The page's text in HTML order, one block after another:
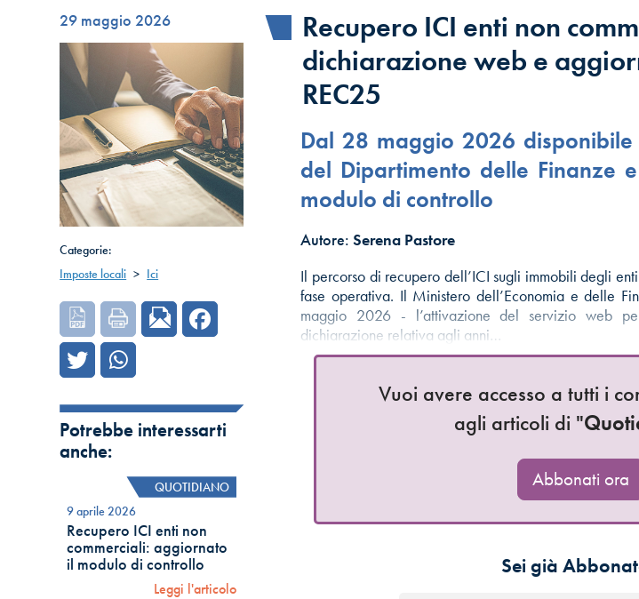
29 maggio 2026
Categorie:
Imposte locali > Ici
Potrebbe interessarti
anche:
QUOTIDIANO
9 aprile 2026
Recupero ICI enti non
commerciali: aggiornato
il modulo di controllo
Leggi l'articolo
Recupero ICI enti non
dichiarazione web e
REC25
Dal 28 maggio 2026
del Dipartimento delle Finanze
modulo di controllo
Autore:Serena Pastore
Il percorso di recupero dell’ICI sugli immobili degli
fase operativa. Il Ministero dell’Economia e delle
maggio 2026 - l’attivazione del servizio web
dichiarazione relativa agli anni…
Vuoi avere accesso a tutti i
agli articoli di "
Abbonati ora
Sei già